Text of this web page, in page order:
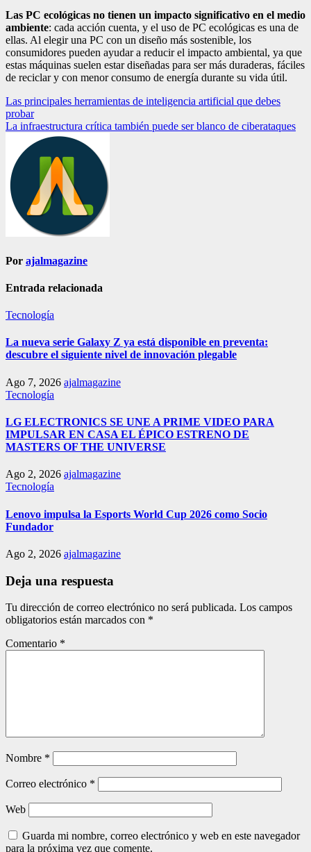
Las PC ecológicas no tienen un impacto significativo en el medio
ambiente: cada acción cuenta, y el uso de PC ecológicas es una de
ellas. Al elegir una PC con un diseño más sostenible, los
consumidores pueden ayudar a reducir el impacto ambiental, ya que
estas máquinas suelen estar diseñadas para ser más duraderas, fáciles
de reciclar y con menor consumo de energía durante su vida útil.
Navegación
de
entradas
Las principales herramientas de inteligencia artificial que debes
probar
La infraestructura crítica también puede ser blanco de ciberataques
Por ajalmagazine
Entrada relacionada
Tecnología
La nueva serie Galaxy Z ya está disponible en preventa:
descubre el siguiente nivel de innovación plegable
Ago 7, 2026 ajalmagazine
Tecnología
LG ELECTRONICS SE UNE A PRIME VIDEO PARA
IMPULSAR EN CASA EL ÉPICO ESTRENO DE
MASTERS OF THE UNIVERSE
Ago 2, 2026 ajalmagazine
Tecnología
Lenovo impulsa la Esports World Cup 2026 como Socio
Fundador
Ago 2, 2026 ajalmagazine
Deja una respuesta
Tu dirección de correo electrónico no será publicada. Los campos
obligatorios están marcados con *
Comentario *
Nombre *
Correo electrónico *
Web
Guarda mi nombre, correo electrónico y web en este navegador
para la próxima vez que comente.